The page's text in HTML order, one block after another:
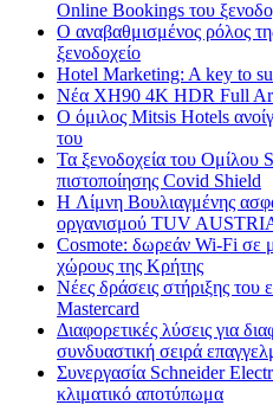
Online Bookings του
Ο αναβαθμισμένος ρόλος
ξενοδοχείο
Hotel Marketing: A key to
Νέα XH90 4K HDR Full
Ο όμιλος Mitsis Hotels
του
Τα ξενοδοχεία του Ομίλου
πιστοποίησης Covid Shield
H Λίμνη Βουλιαγμένης
οργανισμού TUV
Cosmote: δωρεάν Wi-Fi σε
χώρους της Κρήτης
Νέες δράσεις στήριξης του
Mastercard
Διαφορετικές λύσεις για
συνδυαστική σειρά
Συνεργασία Schneider
κλιματικό αποτύπωμα